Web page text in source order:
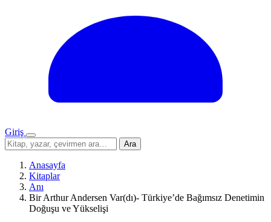
Giriş
Menü
Sitede
ara
Ara
Anasayfa
Kitaplar
Anı
Bir Arthur Andersen Var(dı)- Türkiye’de Bağımsız Denetimin
Doğuşu ve Yükselişi